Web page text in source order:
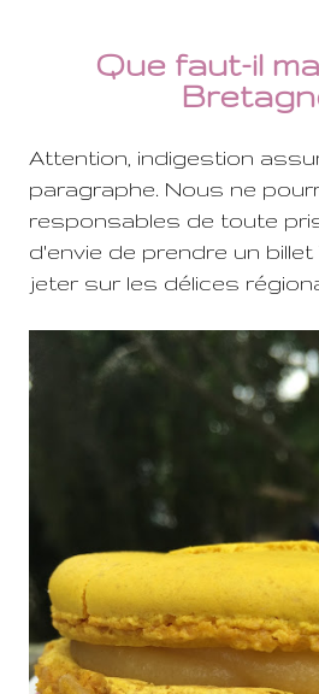
Que faut-il
Attention, indigestion
paragraphe. Nous ne
responsables de toute
d'envie de prendre un
jeter sur les délices